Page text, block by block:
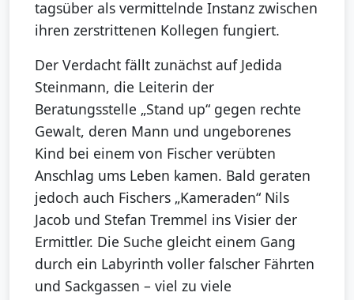
tagsüber als vermittelnde Instanz zwischen
ihren zerstrittenen Kollegen fungiert.
Der Verdacht fällt zunächst auf Jedida
Steinmann, die Leiterin der
Beratungsstelle „Stand up“ gegen rechte
Gewalt, deren Mann und ungeborenes
Kind bei einem von Fischer verübten
Anschlag ums Leben kamen. Bald geraten
jedoch auch Fischers „Kameraden“ Nils
Jacob und Stefan Tremmel ins Visier der
Ermittler. Die Suche gleicht einem Gang
durch ein Labyrinth voller falscher Fährten
und Sackgassen – viel zu viele